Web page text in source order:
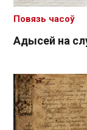
Адысей на
Повязь часоў